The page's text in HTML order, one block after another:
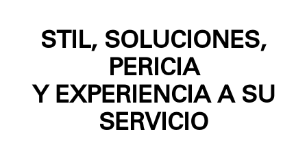
STIL, SOLUCIONES,
PERICIA
Y EXPERIENCIA A SU
SERVICIO